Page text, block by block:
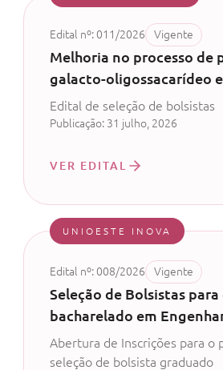
Edital nº: 011/2026 Vigente
Melhoria no processo de
galacto-oligossacarídeo
de probiótico com
de leite - CV 52/2024
Edital de seleção de bolsistas
Publicação: 31 julho, 2026
VER EDITAL
UNIOESTE INOVA
Edital nº: 008/2026 Vigente
Seleção de Bolsistas para
bacharelado em
Software, Análise e
de Sistemas ou Ciência da
Abertura de Inscrições para o
seleção de bolsista graduado